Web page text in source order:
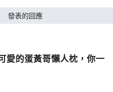
發表的回應
愛的蛋黃哥懶人枕，你一